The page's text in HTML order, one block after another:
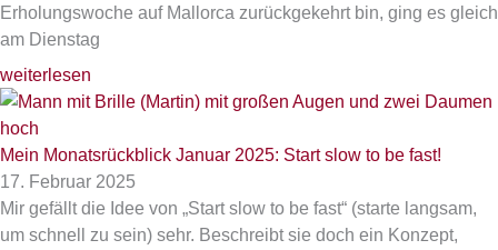
Erholungswoche auf Mallorca zurückgekehrt bin, ging es gleich
am Dienstag
weiterlesen
Mein Monatsrückblick Januar 2025: Start slow to be fast!
17. Februar 2025
Mir gefällt die Idee von „Start slow to be fast“ (starte langsam,
um schnell zu sein) sehr. Beschreibt sie doch ein Konzept,